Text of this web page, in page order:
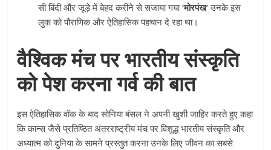
सी बिंदी और जूड़े में बेहद करीने से सजाया गया‘मोरपंख’उनके इस
लुक को पौराणिक और ऐतिहासिक पहचान दे रहा था।
वैश्विक मंच पर भारतीय संस्कृति
को पेश करना गर्व की बात
इस ऐतिहासिक वॉक के बाद सोनिया बंसल ने अपनी खुशी जाहिर करते हुए कहा
कि कान्स जैसे प्रतिष्ठित अंतरराष्ट्रीय मंच पर विशुद्ध भारतीय संस्कृति और
अध्यात्म को दुनिया के सामने प्रस्तुत करना उनके लिए जीवन का सबसे